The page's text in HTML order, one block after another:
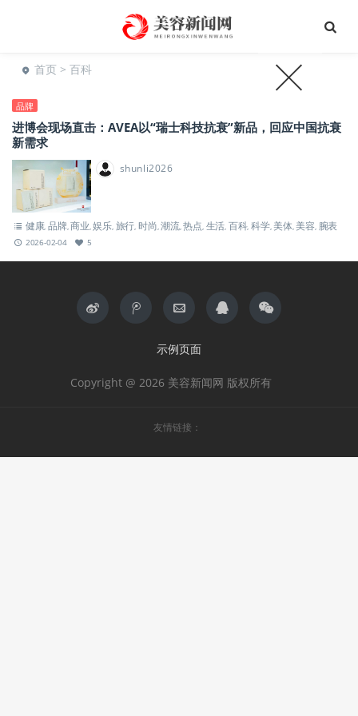
首页 > 百科
品牌
进博会现场直击：AVEA以“瑞士科技抗衰”新品，回应中国抗衰
新需求
shunli2026
健康,品牌,商业 ,娱乐 旅行 时尚 ,潮流,热点 生活 百科, 科学,美体,美容 腕表
2026-02-04 5
示例页面
Copyright @ 2026 美容新闻网 版权所有
友情链接：